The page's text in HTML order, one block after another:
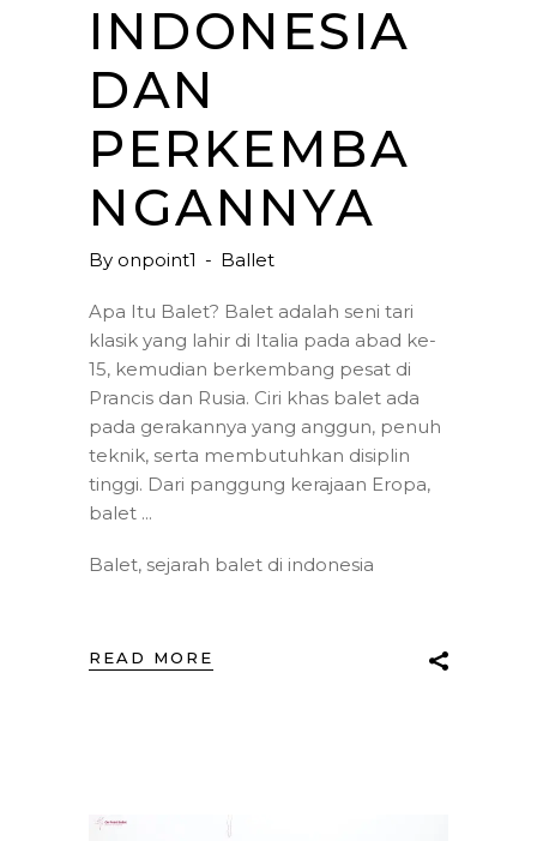
INDONESIA
DAN
PERKEMBA
NGANNYA
By onpoint1 Ballet
Apa Itu Balet? Balet adalah seni tari
klasik yang lahir di Italia pada abad ke-
15, kemudian berkembang pesat di
Prancis dan Rusia. Ciri khas balet ada
pada gerakannya yang anggun, penuh
teknik, serta membutuhkan disiplin
tinggi. Dari panggung kerajaan Eropa,
balet
Balet, sejarah balet di indonesia
READ MORE